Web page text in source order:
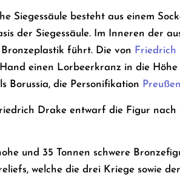
Siegessäule besteht aus einem
der Siegessäule. Im Inneren der
führt. Die von Friedrich
einen Lorbeerkranz in die
Borussia, die Personifikation
Drake entwarf die Figur nach
und 35 Tonnen schwere
welche die drei Kriege sowie